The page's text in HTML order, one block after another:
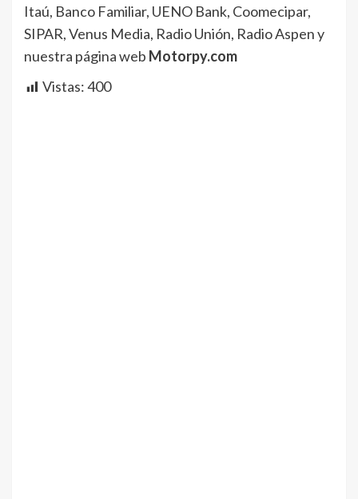
Itaú, Banco Familiar, UENO Bank, Coomecipar,
SIPAR, Venus Media, Radio Unión, Radio Aspen y
nuestra página web Motorpy.com
Vistas:400